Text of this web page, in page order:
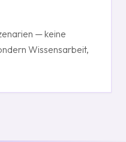
— keine
Wissensarbeit,